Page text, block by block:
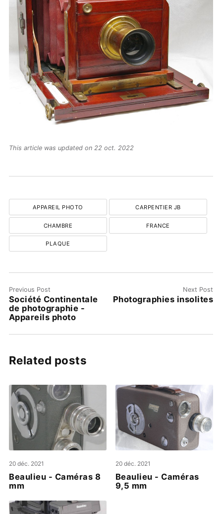
This article was updated on 22 oct. 2022
APPAREIL PHOTO CARPENTIER JB
CHAMBRE FRANCE
PLAQUE
Previous Post
Société Continentale
de photographie -
Appareils photo
Next Post
Photographies insolites
Related posts
20 déc. 2021
Beaulieu - Caméras 8
mm
20 déc. 2021
Beaulieu - Caméras
9,5 mm